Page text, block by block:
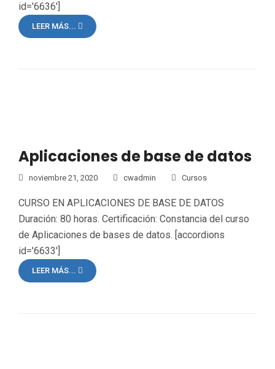
id='6636']
LEER MÁS...
Aplicaciones de base de datos
noviembre 21, 2020 cwadmin Cursos
CURSO EN APLICACIONES DE BASE DE DATOS
Duración: 80 horas. Certificación: Constancia del curso
de Aplicaciones de bases de datos. [accordions
id='6633']
LEER MÁS...